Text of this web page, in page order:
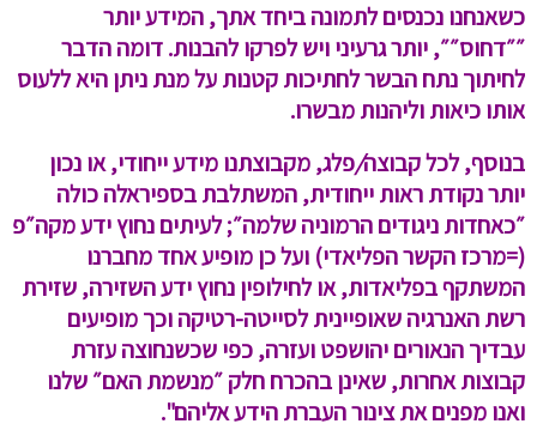
כשאנחנו נכנסים לתמונה ביחד אתך, המידע יותר
״״דחוס״״, יותר גרעיני ויש לפרקו להבנות. דומה הדבר
לחיתוך נתח הבשר לחתיכות קטנות על מנת ניתן היא ללעוס
אותו כיאות וליהנות מבשרו.
בנוסף, לכל קבוצה/פלג, מקבוצתנו מידע ייחודי, או נכון
יותר נקודת ראות ייחודית, המשתלבת בספיראלה כולה
״כאחדות ניגודים הרמוניה שלמה״; לעיתים נחוץ ידע מקה״פ
(=מרכז הקשר הפליאדי) ועל כן מופיע אחד מחברנו
המשתקף בפליאדות, או לחילופין נחוץ ידע השזירה, שזירת
רשת האנרגיה שאופיינית לסייטה-רטיקה וכך מופיעים
עבדיך הנאורים יהושפט ועזרה, כפי שכשנחוצה עזרת
קבוצות אחרות, שאינן בהכרח חלק ״מנשמת האם״ שלנו
ואנו מפנים את צינור העברת הידע אליהם".